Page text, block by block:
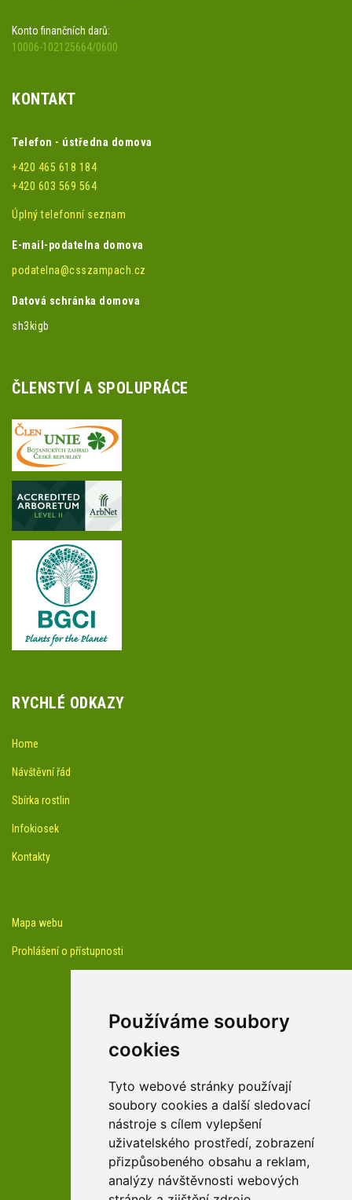
Používáme soubory
cookies
Tyto webové stránky používají
soubory cookies a další sledovací
nástroje s cílem vylepšení
uživatelského prostředí, zobrazení
přizpůsobeného obsahu a reklam,
analýzy návštěvnosti webových
Konto finančních darů:
10006-102125664/0600
KONTAKT
Telefon - ústředna domova
+420 465 618 184
+420 603 569 564
Úplný telefonní seznam
E-mail-podatelna domova
podatelna@csszampach.cz
Datová schránka domova
sh3kigb
ČLENSTVÍ A SPOLUPRÁCE
RYCHLÉ ODKAZY
Home
Návštěvní řád
Sbírka rostlin
Infokiosek
Kontakty
Mapa webu
Prohlášení o přístupnosti
Youtube kanál arboreta